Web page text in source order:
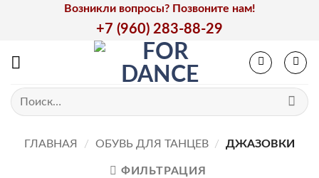
Возникли вопросы? Позвоните нам!
+7 (960) 283-88-29
Искать:
ГЛАВНАЯ / ОБУВЬ ДЛЯ ТАНЦЕВ / ДЖАЗОВКИ
ФИЛЬТРАЦИЯ